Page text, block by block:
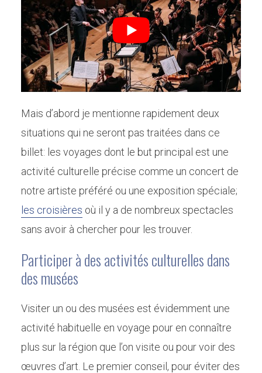
Mais d’abord je mentionne rapidement deux
situations qui ne seront pas traitées dans ce
billet: les voyages dont le but principal est une
activité culturelle précise comme un concert de
notre artiste préféré ou une exposition spéciale;
les croisières où il y a de nombreux spectacles
sans avoir à chercher pour les trouver.
Participer à des activités culturelles dans
des musées
Visiter un ou des musées est évidemment une
activité habituelle en voyage pour en connaître
plus sur la région que l’on visite ou pour voir des
œuvres d’art. Le premier conseil, pour éviter des